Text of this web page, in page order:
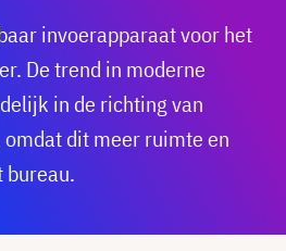
invoerapparaat voor het
De trend in moderne
in de richting van
dit meer ruimte en
bureau.